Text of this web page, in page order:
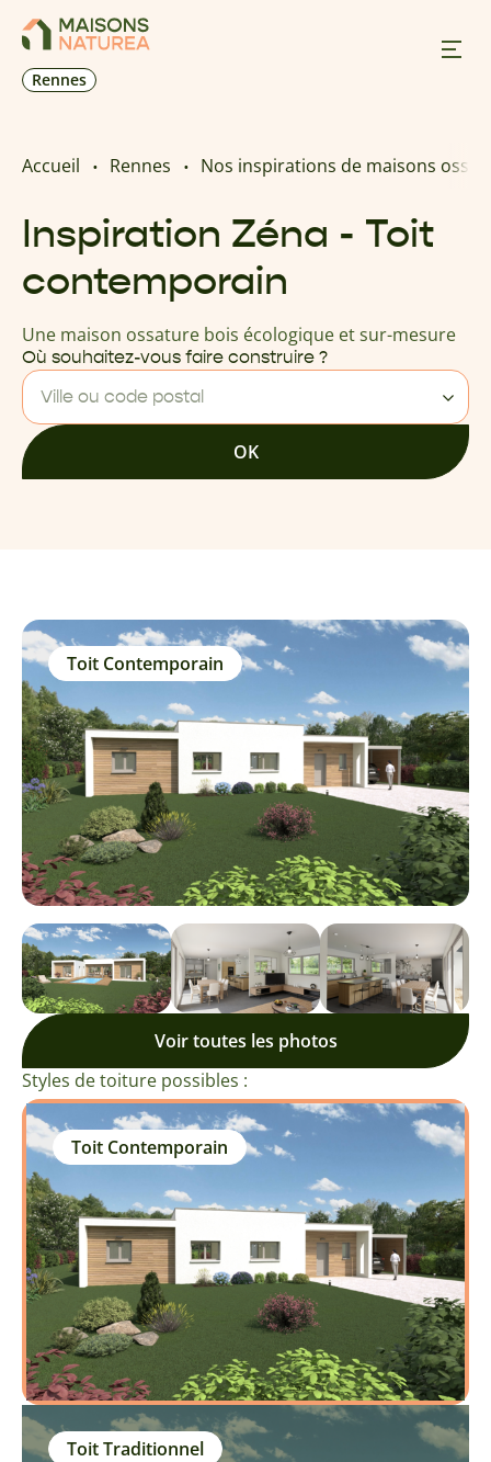
Rennes
Nos offres
Prendre RDV
Accueil Rennes Nos inspirations de maisons
Inspiration Zéna - Toit
contemporain
Une maison ossature bois écologique et sur-mesure
Où souhaitez-vous faire construire ?
Ville ou code postal
OK
Toit Contemporain
Voir toutes les photos
Styles de toiture possibles :
Toit Contemporain
Toit Traditionnel